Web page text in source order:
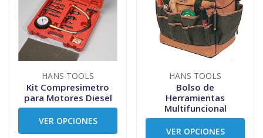
HANS TOOLS
Kit Compresimetro
para Motores Diesel
VER OPCIONES
HANS TOOLS
Bolso de
Herramientas
Multifuncional
VER OPCIONES